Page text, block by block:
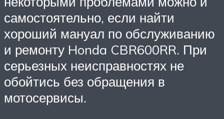
самостоятельно, если найти
хороший мануал по обслуживанию
и ремонту Honda CBR600RR. При
серьезных неисправностях не
обойтись без обращения в
мотосервисы.